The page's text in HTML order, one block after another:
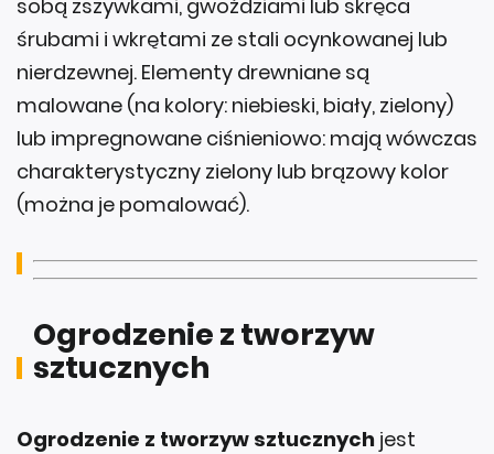
sobą zszywkami, gwoździami lub skręca
śrubami i wkrętami ze stali ocynkowanej lub
nierdzewnej. Elementy drewniane są
malowane (na kolory: niebieski, biały, zielony)
lub impregnowane ciśnieniowo: mają wówczas
charakterystyczny zielony lub brązowy kolor
(można je pomalować).
Ogrodzenie z tworzyw
sztucznych
Ogrodzenie z tworzyw sztucznych jest